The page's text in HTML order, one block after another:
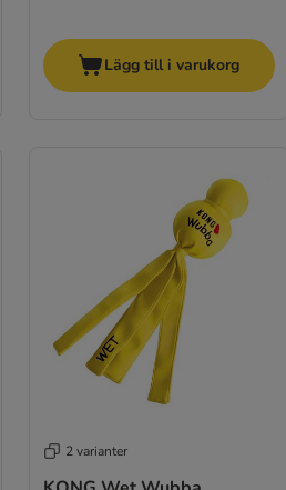
Lägg till i varukorg
2 varianter